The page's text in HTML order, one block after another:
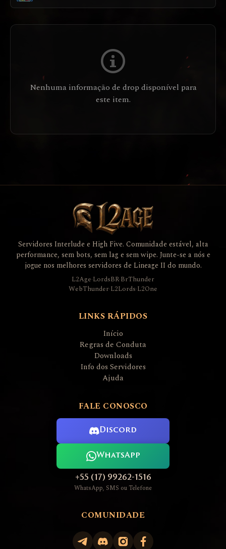
Nenhuma informação de drop disponível para
este item.
Servidores Interlude e High Five. Comunidade estável, alta
performance, sem bots, sem lag e sem wipe. Junte-se a nós e
jogue nos melhores servidores de Lineage II do mundo.
L2Age·LordsBR·BrThunder
WebThunder·L2Lords·L2One
LINKS RÁPIDOS
Início
Regras de Conduta
Downloads
Info dos Servidores
Ajuda
FALE CONOSCO
Discord
WhatsApp
+55 (17) 99262-1516
WhatsApp, SMS ou Telefone
COMUNIDADE